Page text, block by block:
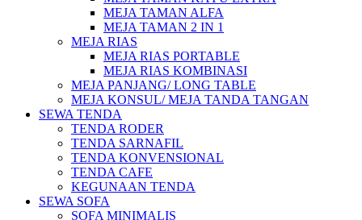
MEJA TAMAN ALFA
MEJA TAMAN 2 IN 1
MEJA RIAS
MEJA RIAS PORTABLE
MEJA RIAS KOMBINASI
MEJA PANJANG/ LONG TABLE
MEJA KONSUL/ MEJA TANDA TANGAN
SEWA TENDA
TENDA RODER
TENDA SARNAFIL
TENDA KONVENSIONAL
TENDA CAFE
KEGUNAAN TENDA
SEWA SOFA
SOFA MINIMALIS